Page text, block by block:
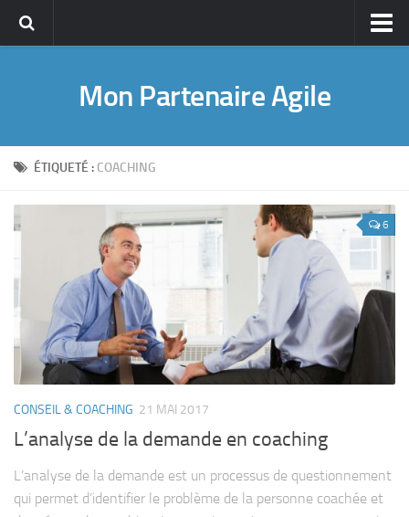
Pourquoi ce blog ?
Management de projet
Lean Management
Management & Leadership
Conseil & Coaching
Publications
Mon Partenaire Agile
ÉTIQUETÉ : COACHING
6
CONSEIL & COACHING 21 MAI 2017
L’analyse de la demande en coaching
L’analyse de la demande est un processus de questionnement
qui permet d’identifier le problème de la personne coachée et